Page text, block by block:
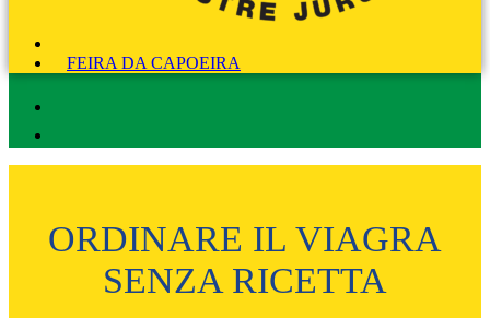
FEIRA DA CAPOEIRA
ORDINARE IL VIAGRA
SENZA RICETTA